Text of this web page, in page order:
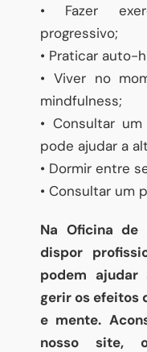
• Fazer
progressivo;
• Praticar auto-
• Viver no
mindfulness;
• Consultar
pode ajudar a
• Dormir entre
• Consultar um
Na Oficina de
dispor
podem
gerir os efeitos
e mente.
nosso site,